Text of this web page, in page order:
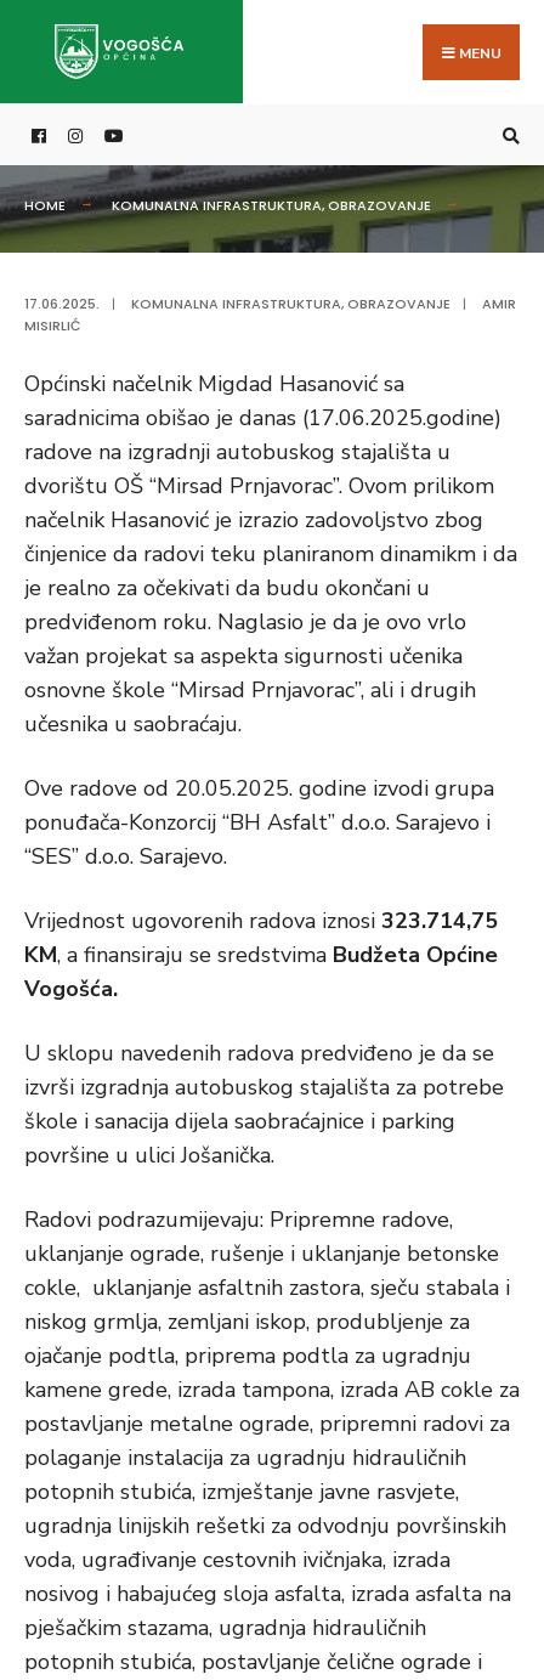
MENU
HOME KOMUNALNA INFRASTRUKTURA,OBRAZOVANJE
17.06.2025. | KOMUNALNA INFRASTRUKTURA,OBRAZOVANJE |
AMIR
MISIRLIĆ
Općinski načelnik Migdad Hasanović sa
saradnicima obišao je danas (17.06.2025.godine)
radove na izgradnji autobuskog stajališta u
dvorištu OŠ “Mirsad Prnjavorac”. Ovom prilikom
načelnik Hasanović je izrazio zadovoljstvo zbog
činjenice da radovi teku planiranom dinamikm i da
je realno za očekivati da budu okončani u
predviđenom roku. Naglasio je da je ovo vrlo
važan projekat sa aspekta sigurnosti učenika
osnovne škole “Mirsad Prnjavorac”, ali i drugih
učesnika u saobraćaju.
Ove radove od 20.05.2025. godine izvodi grupa
ponuđača-Konzorcij “BH Asfalt” d.o.o. Sarajevo i
“SES” d.o.o. Sarajevo.
Vrijednost ugovorenih radova iznosi 323.714,75
KM, a finansiraju se sredstvima Budžeta Općine
Vogošća.
U sklopu navedenih radova predviđeno je da se
izvrši izgradnja autobuskog stajališta za potrebe
škole i sanacija dijela saobraćajnice i parking
površine u ulici Jošanička.
Radovi podrazumijevaju: Pripremne radove,
uklanjanje ograde, rušenje i uklanjanje betonske
cokle, uklanjanje asfaltnih zastora, sječu stabala i
niskog grmlja, zemljani iskop, produbljenje za
ojačanje podtla, priprema podtla za ugradnju
kamene grede, izrada tampona, izrada AB cokle za
postavljanje metalne ograde, pripremni radovi za
polaganje instalacija za ugradnju hidrauličnih
potopnih stubića, izmještanje javne rasvjete,
ugradnja linijskih rešetki za odvodnju površinskih
voda, ugrađivanje cestovnih ivičnjaka, izrada
nosivog i habajućeg sloja asfalta, izrada asfalta na
pješačkim stazama, ugradnja hidrauličnih
potopnih stubića, postavljanje čelične ograde i
for: